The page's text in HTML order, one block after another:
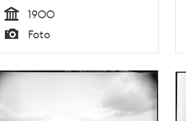
Tid
1900
Foto